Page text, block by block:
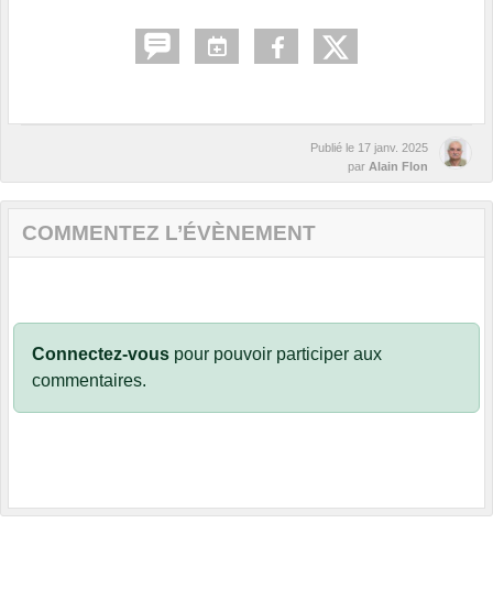
Publié le 17 janv. 2025
par Alain Flon
COMMENTEZ L’ÉVÈNEMENT
Connectez-vous pour pouvoir participer aux
commentaires.